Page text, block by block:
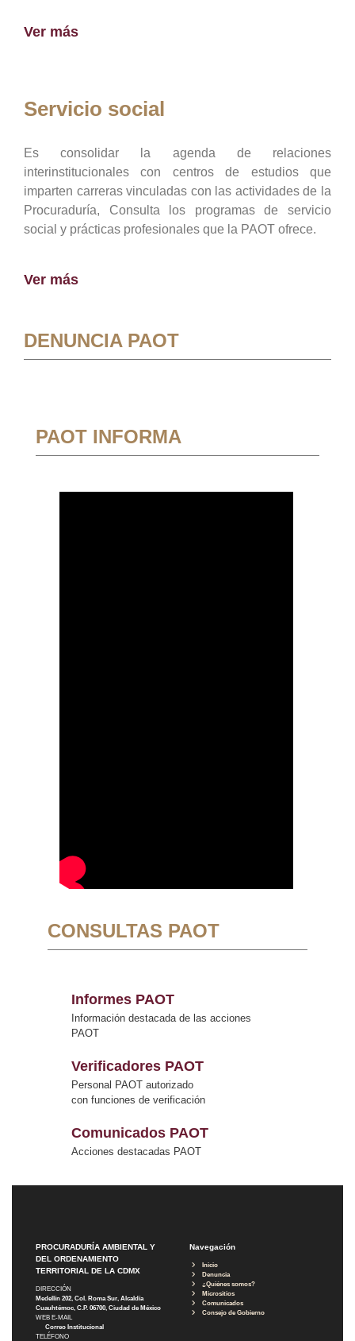
Ver más
Servicio social
Es consolidar la agenda de relaciones
interinstitucionales con centros de estudios que
imparten carreras vinculadas con las actividades de la
Procuraduría, Consulta los programas de servicio
social y prácticas profesionales que la PAOT ofrece.
Ver más
DENUNCIA PAOT
PAOT INFORMA
CONSULTAS PAOT
Informes PAOT
Información destacada de las acciones
PAOT
Verificadores PAOT
Personal PAOT autorizado
con funciones de verificación
Comunicados PAOT
Acciones destacadas PAOT
PROCURADURÍA AMBIENTAL Y
DEL ORDENAMIENTO
TERRITORIAL DE LA CDMX
DIRECCIÓN
Medellín 202, Col. Roma Sur, Alcaldía
Cuauhtémoc, C.P. 06700, Ciudad de México
WEB E-MAIL
Correo Institucional
TELÉFONO
Navegación
Inicio
Denuncia
¿Quiénes somos?
Micrositios
Comunicados
Consejo de Gobierno